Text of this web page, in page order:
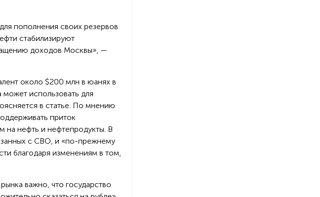
пополнения своих резервов
стабилизируют
доходов Москвы», —
около $200 млн в юанях в
использовать для
в статье. По мнению
приток
на нефть и нефтепродукты. В
с СВО, и «по-прежнему
благодаря изменениям в том,
важно, что государство